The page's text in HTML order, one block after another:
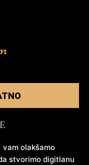
vam olakšamo
stvorimo digitlanu